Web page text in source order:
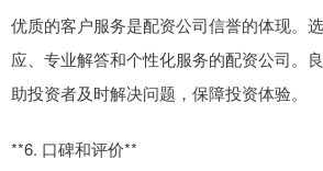
优质的客户服务是配资公司信誉的体现。
应、专业解答和个性化服务的配资公司。
助投资者及时解决问题，保障投资体验。
**6. 口碑和评价**